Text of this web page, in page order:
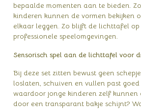
bepaalde momenten aan te bieden.
kinderen kunnen de vormen bekijken
elkaar leggen. Zo blijft de lichttafel
professionele speelomgevingen.
Sensorisch spel aan de lichttafel voor
Bij deze set zitten bewust geen
loslaten, schuiven en vullen past
waardoor jonge kinderen zelf kunnen
door een transparant bakje schijnt?